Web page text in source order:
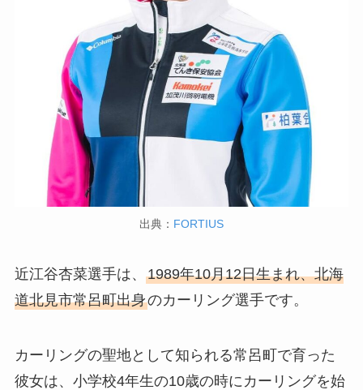
出典： FORTIUS
近江谷杏菜選手は、 1989年10月12日生まれ、北海
道北見市常呂町出身のカーリング選手です。
カーリングの聖地として知られる常呂町で育った
彼女は、小学校4年生の10歳の時にカーリングを始